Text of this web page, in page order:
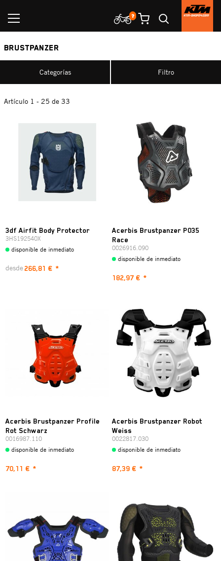
BRUSTPANZER
Categorías Filtro
Artículo 1 - 25 de 33
3df Airfit Body Protector
3HS192540X
disponible de inmediato
desde266,81 € *
Acerbis Brustpanzer P035
Race
0026916.090
disponible de inmediato
182,97 € *
Acerbis Brustpanzer Profile
Rot Schwarz
0016987.110
disponible de inmediato
70,11 € *
Acerbis Brustpanzer Robot
Weiss
0022817.030
disponible de inmediato
87,39 € *